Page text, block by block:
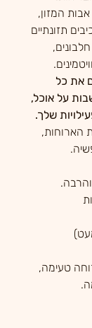
המזון,
תזונתיים
את כל
על אוכל,
שלך.
הארוחות,
והרבה.
טעימה,